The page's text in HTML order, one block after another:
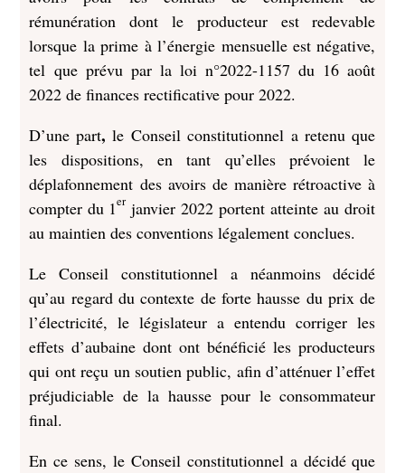
rémunération dont le producteur est redevable
lorsque la prime à l’énergie mensuelle est négative,
tel que prévu par la loi n°2022-1157 du 16 août
2022 de finances rectificative pour 2022.
D’une part,le Conseil constitutionnel a retenu que
les dispositions, en tant qu’elles prévoient le
déplafonnement des avoirs de manière rétroactive à
compter du 1erjanvier 2022 portent atteinte au droit
au maintien des conventions légalement conclues.
Le Conseil constitutionnel a néanmoins décidé
qu’au regard du contexte de forte hausse du prix de
l’électricité, le législateur a entendu corriger les
effets d’aubaine dont ont bénéficié les producteurs
qui ont reçu un soutien public, afin d’atténuer l’effet
préjudiciable de la hausse pour le consommateur
final.
En ce sens, le Conseil constitutionnel a décidé que